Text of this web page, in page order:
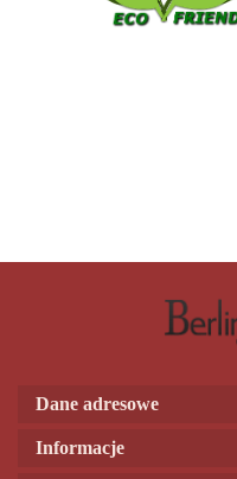
Dane adresowe
Informacje